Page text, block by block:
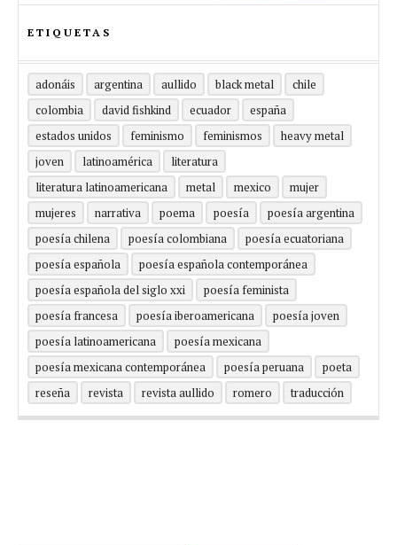
ETIQUETAS
adonáis argentina aullido black metal
chile
colombia
david fishkind ecuador
españa
estados unidos
feminismo feminismos
heavy metal
joven
latinoamérica
literatura
literatura latinoamericana
metal mexico
mujer
mujeres
narrativa poema poesía
poesía argentina
poesía chilena
poesía colombiana
poesía ecuatoriana
poesía española
poesía española contemporánea
poesía española del siglo xxi
poesía feminista
poesía francesa
poesía iberoamericana
poesía joven
poesía latinoamericana
poesía mexicana
poesía mexicana contemporánea
poesía peruana
poeta
reseña
revista revista aullido romero traducción